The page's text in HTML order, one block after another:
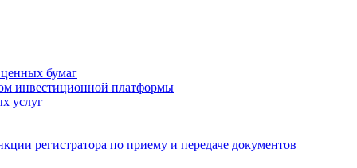
бумаг
инвестиционной платформы
услуг
регистратора по приему и передаче документов